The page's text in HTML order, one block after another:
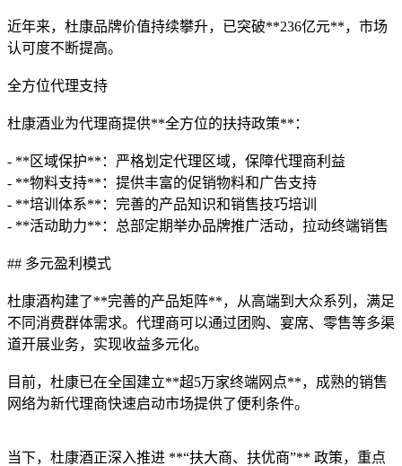
近年来，杜康品牌价值持续攀升，已突破**236亿元**，市场
认可度不断提高。
全方位代理支持
杜康酒业为代理商提供**全方位的扶持政策**：
- **区域保护**：严格划定代理区域，保障代理商利益
- **物料支持**：提供丰富的促销物料和广告支持
- **培训体系**：完善的产品知识和销售技巧培训
- **活动助力**：总部定期举办品牌推广活动，拉动终端销售
## 多元盈利模式
杜康酒构建了**完善的产品矩阵**，从高端到大众系列，满足
不同消费群体需求。代理商可以通过团购、宴席、零售等多渠
道开展业务，实现收益多元化。
目前，杜康已在全国建立**超5万家终端网点**，成熟的销售
网络为新代理商快速启动市场提供了便利条件。
当下，杜康酒正深入推进 **“扶大商、扶优商”** 政策，重点